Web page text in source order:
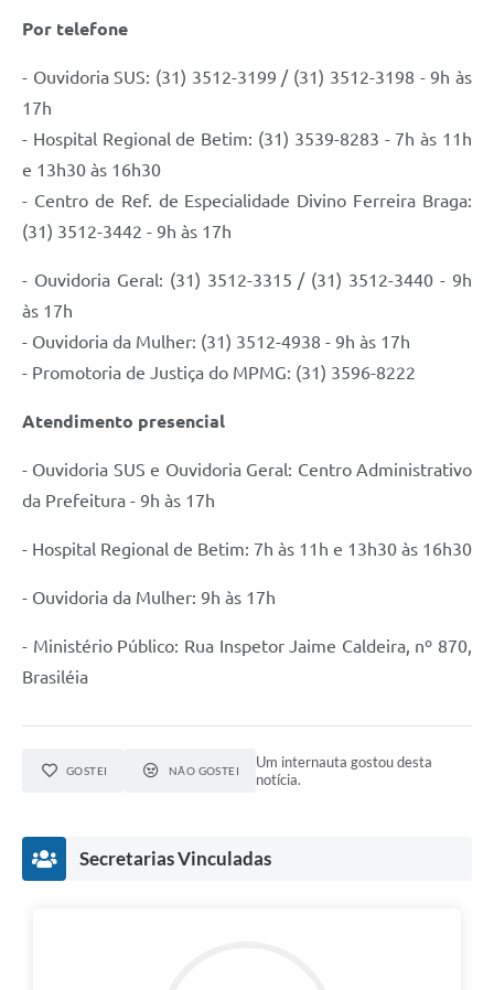
Por telefone
- Ouvidoria SUS: (31) 3512-3199 / (31) 3512-3198 - 9h às
17h
- Hospital Regional de Betim: (31) 3539-8283 - 7h às 11h
e 13h30 às 16h30
- Centro de Ref. de Especialidade Divino Ferreira Braga:
(31) 3512-3442 - 9h às 17h
- Ouvidoria Geral: (31) 3512-3315 / (31) 3512-3440 - 9h
às 17h
- Ouvidoria da Mulher: (31) 3512-4938 - 9h às 17h
- Promotoria de Justiça do MPMG: (31) 3596-8222
Atendimento presencial
- Ouvidoria SUS e Ouvidoria Geral: Centro Administrativo
da Prefeitura - 9h às 17h
- Hospital Regional de Betim: 7h às 11h e 13h30 às 16h30
- Ouvidoria da Mulher: 9h às 17h
- Ministério Público: Rua Inspetor Jaime Caldeira, nº 870,
Brasiléia
GOSTEI NÃO GOSTEI
Um internauta gostou desta
notícia.
Secretarias Vinculadas